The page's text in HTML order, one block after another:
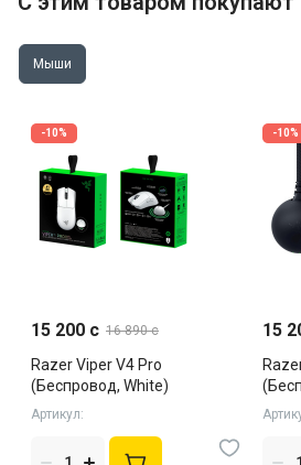
Мыши
-10%
15 200 c 16 890 c
Razer Viper V4 Pro
(Беспровод, White)
Артикул:
-10%
15